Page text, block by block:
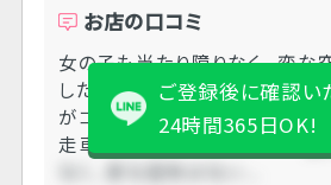
お店の口コミ
女の子も当たり障りなく、 変
した。 お客さんも、今のところ
がコミュ力あります。 無料駐車
走車の方は、ありがたいです
なく、 変な空気はない....
ご登録後に確認い
24時間365日OK!